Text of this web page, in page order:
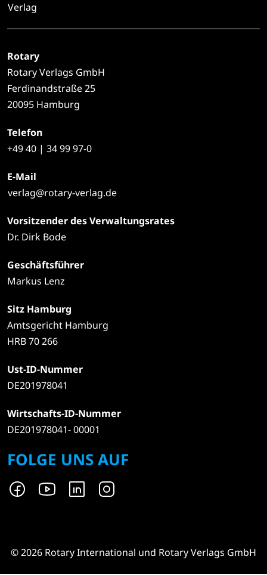
Verlag
Rotary
Rotary Verlags GmbH
Ferdinandstraße 25
20095 Hamburg
Telefon
+4940 | 34 99 97-0
E-Mail
verlag@rotary-verlag.de
Vorsitzender des Verwaltungsrates
Dr. Dirk Bode
Geschäftsführer
Markus Lenz
Sitz Hamburg
Amtsgericht Hamburg
HRB 70 266
Ust-ID-Nummer
DE201978041
Wirtschafts-ID-Nummer
DE201978041- 00001
FOLGE UNS AUF
© 2026 Rotary International und Rotary Verlags GmbH